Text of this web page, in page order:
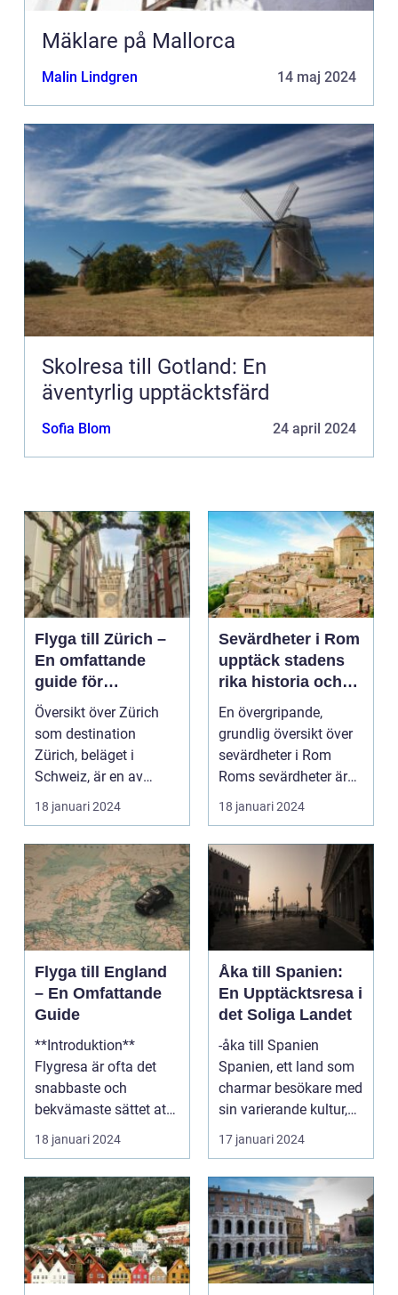
Mäklare på Mallorca
Malin Lindgren 14 maj 2024
Skolresa till Gotland: En
äventyrlig upptäcktsfärd
Sofia Blom 24 april 2024
Flyga till Zürich –
En omfattande
guide för
resenärer
Översikt över Zürich
som destination
Zürich, beläget i
Schweiz, är en av
Europas mest
populära dest...
18 januari 2024
Sevärdheter i Rom
upptäck stadens
rika historia och
kulturella skatter
En övergripande,
grundlig översikt över
sevärdheter i Rom
Roms sevärdheter är
känt över hela världe...
18 januari 2024
Flyga till England
– En Omfattande
Guide
**Introduktion**
Flygresa är ofta det
snabbaste och
bekvämaste sättet att
resa till England från
ol...
18 januari 2024
Åka till Spanien:
En Upptäcktsresa i
det Soliga Landet
-åka till Spanien
Spanien, ett land som
charmar besökare med
sin varierande kultur,
vackra stränder...
17 januari 2024